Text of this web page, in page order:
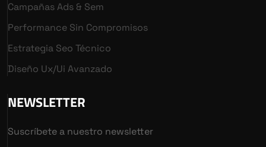
Campañas Ads & Sem
Performance Sin Compromisos
Estrategia Seo Técnico
Diseño Ux/ui Avanzado
NEWSLETTER
Suscríbete a nuestro newsletter